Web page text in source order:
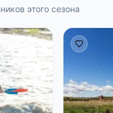
этого сезона